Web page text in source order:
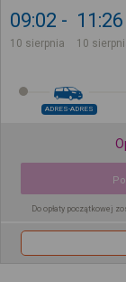
09:02
10 sierpnia
11:26
10
ADRES-ADRES
Do opłaty początkowej